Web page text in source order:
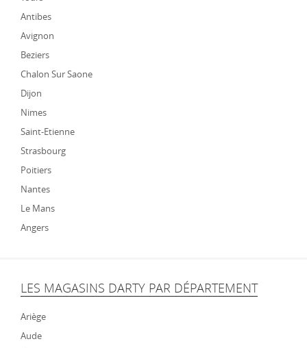
Antibes
Avignon
Beziers
Chalon Sur Saone
Dijon
Nimes
Saint-Etienne
Strasbourg
Poitiers
Nantes
Le Mans
Angers
LES MAGASINS DARTY PAR DÉPARTEMENT
Ariège
Aude